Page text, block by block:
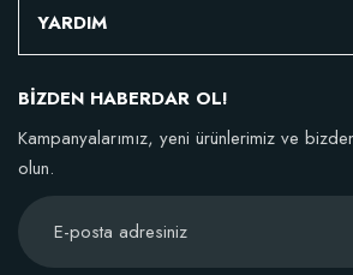
YARDIM
BİZDEN HABERDAR OL!
Kampanyalarımız, yeni ürünlerimiz ve
olun.